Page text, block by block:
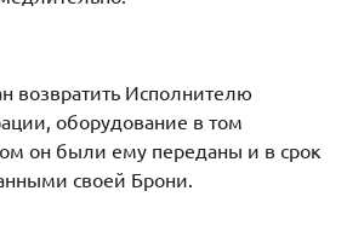
возвратить Исполнителю
оборудование в том
он были ему переданы и в срок
своей Брони.